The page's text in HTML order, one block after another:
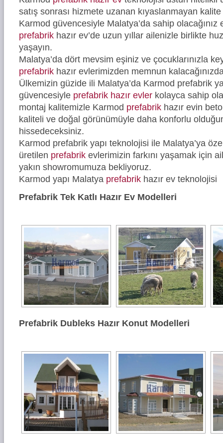
satış sonrası hizmete uzanan kıyaslanmayan kalite
Karmod güvencesiyle Malatya’da sahip
prefabrik hazır ev’de uzun yıllar ailenizle birlikte
yaşayın.
Malatya’da dört mevsim eşiniz ve çocuklarınızla
prefabrik hazır evlerimizden memnun
Ülkemizin güzide ili Malatya’da Karmod prefabrik
güvencesiyle prefabrik hazır evler kolayca sahip
montaj kalitemizle Karmod prefabrik hazır evin
kaliteli ve doğal görünümüyle daha konforlu
hissedeceksiniz.
Karmod prefabrik yapı teknolojisi ile Malatya’ya
üretilen prefabrik evlerimizin farkını yaşamak için
yakın showromumuza bekliyoruz.
Karmod yapı Malatya prefabrik hazır ev teknolojisi
Prefabrik Tek Katlı Hazır Ev Modelleri
Prefabrik Dubleks Hazır Konut Modelleri